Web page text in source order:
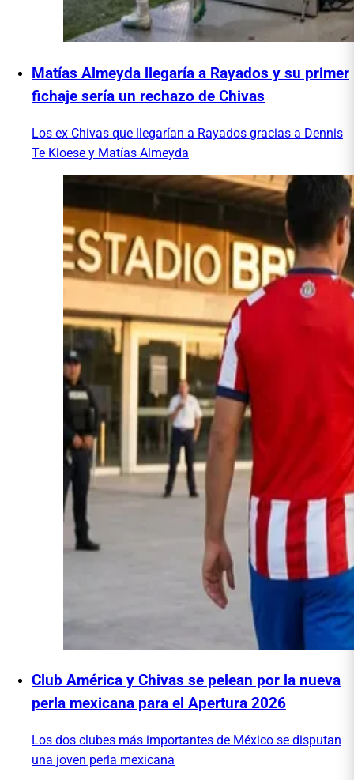
Matías Almeyda llegaría a Rayados y su primer
fichaje sería un rechazo de Chivas
Los ex Chivas que llegarían a Rayados gracias a Dennis
Te Kloese y Matías Almeyda
Club América y Chivas se pelean por la nueva
perla mexicana para el Apertura 2026
Los dos clubes más importantes de México se disputan
una joven perla mexicana